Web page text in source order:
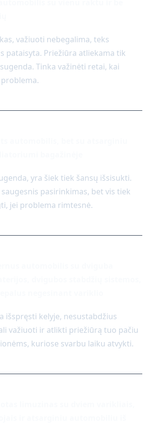
važiuoti nebegalima, teks
pataisyta. Priežiūra atliekama tik
Tinka važinėti retai, kai
yra šiek tiek šansų išsisukti.
pasirinkimas, bet vis tiek
jei problema rimtesnė.
išspręsti kelyje, nesustabdžius
važiuoti ir atlikti priežiūrą tuo pačiu
kuriose svarbu laiku atvykti.